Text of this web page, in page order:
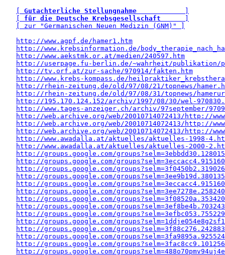
Gutachterliche Stellungnahme
für die Deutsche Krebsgesellschaft
[ zur "Germanischen Neuen Medizin (GNM)" ]
http://www.agpf.de/hamer1.htm
http://www.krebsinformation.de/
http://www.aekstmk.or.at/medien/240597.htm
http://userpage.fu-berlin.de/~wahrheit/publikation/
http://tv.orf.at/zur-sache/970914/fakten.htm
http://www.krebs-kompass.de/
http://rhein-zeitung.de/old/97/08/21/topnews/
http://rhein-zeitung.de/old/97/08/31/topnews/
http://195.170.124.152/archiv/1997/08/30/wel-
http://www.tages-anzeiger.ch/archiv/97september/
http://web.archive.org/web/20010714072413/http://
http://web.archive.org/web/20010714072413/http://
http://web.archive.org/web/20010714072413/http://
http://www.awadalla.at/aktuelles/aktuelles-1998-
http://www.awadalla.at/aktuelles/aktuelles-2000-
http://groups.google.com/
http://groups.google.com/
http://groups.google.com/
http://groups.google.com/
http://groups.google.com/
http://groups.google.com/
http://groups.google.com/
http://groups.google.com/
http://groups.google.com/
http://groups.google.com/
http://groups.google.com/
http://groups.google.com/
http://groups.google.com/
http://groups.google.com/